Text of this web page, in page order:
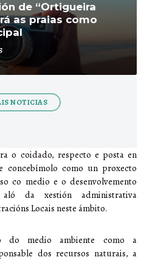
de “Ortigueira
as praias como
NOTICIAS
o coidado, respecto e posta en
concebímolo como un proxecto
co medio e o desenvolvemento
da xestión administrativa
Locais neste ámbito.
do medio ambiente como a
dos recursos naturais, a